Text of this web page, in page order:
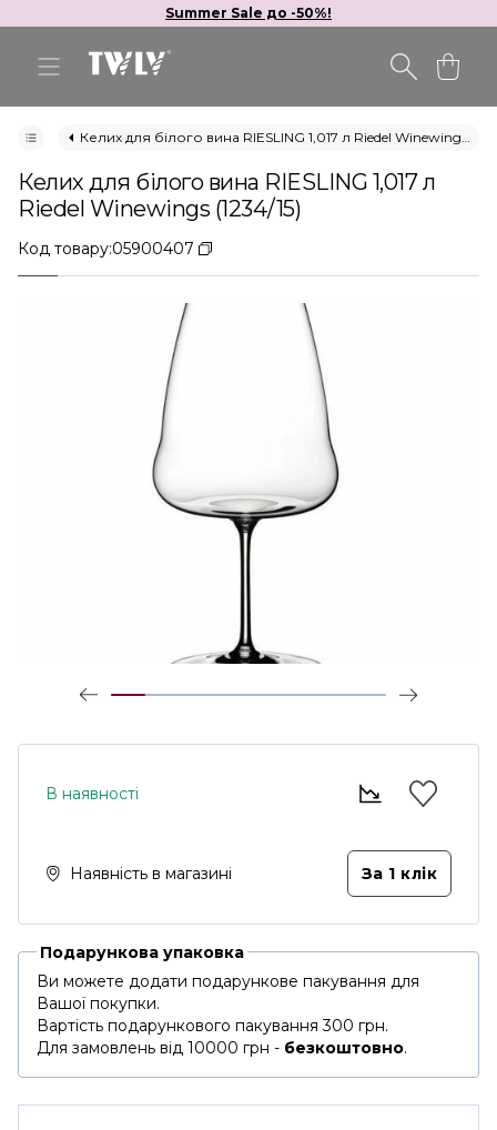
Summer Sale до -50%!
Келих для білого вина RIESLING 1,017 л Riedel Winewings (1234/15)
Келих для білого вина RIESLING 1,017 л
Riedel Winewings (1234/15)
Код товару:05900407
В наявності
Наявність в магазині За 1 клiк
Подарункова упаковка
Ви можете додати подарункове пакування для
Вашої покупки.
Вартість подарункового пакування 300 грн.
Для замовлень від 10000 грн - безкоштовно.